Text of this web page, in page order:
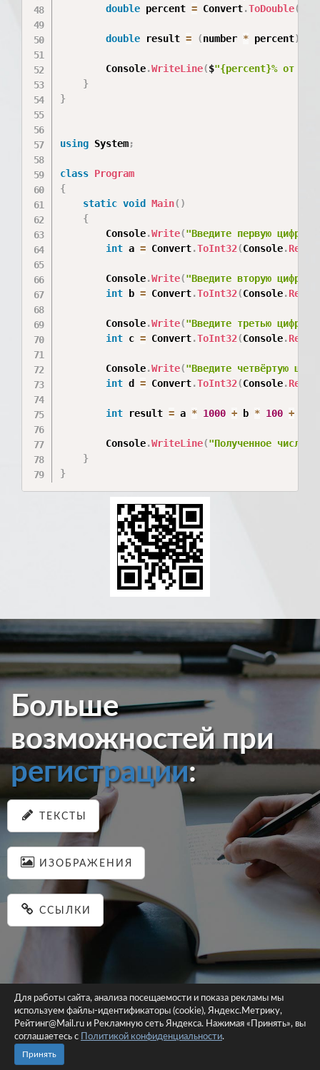
double percent = Convert.ToDouble(
double result = (number * percent)
        Console
.WriteLine($"{percent}% от
}
}
using System;
class Program
{
static void Main( )
{
        Console
.Write("Введите первую цифру:
int a = Convert.ToInt32(Console.
        Console
.Write("Введите вторую цифру:
int b = Convert.ToInt32(Console.
        Console
.Write("Введите третью цифру:
int c = Convert.ToInt32(Console.
        Console
.Write("Введите четвёртую
int d = Convert.ToInt32(Console.
int result = a * 1000 + b * 100 +
        Console
.WriteLine("Полученное число:
}
}
Больше
возможностей при
регистрации:
ТЕКСТЫ
ИЗОБРАЖЕНИЯ
ССЫЛКИ
© 2026 pastein.ru |Пользовательское соглашение|Политика
конфиденциальности
Для работы сайта, анализа посещаемости и показа рекламы мы
используем файлы-идентификаторы (cookie), Яндекс.Метрику,
Рейтинг@Mail.ru и Рекламную сеть Яндекса. Нажимая «Принять», вы
соглашаетесь с
Политикой конфиденциальности.
Принять